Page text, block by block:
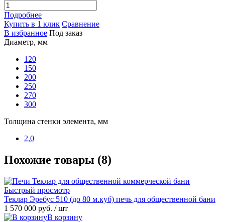
Подробнее
Купить в 1 клик Сравнение
В избранное Под заказ
Диаметр, мм
120
150
200
250
270
300
Толщина стенки элемента, мм
2,0
Похожие товары (8)
Быстрый просмотр
Теклар Эребус 510 (до 80 м.куб) печь для общественной бани
1 570 000 руб. / шт
В корзину